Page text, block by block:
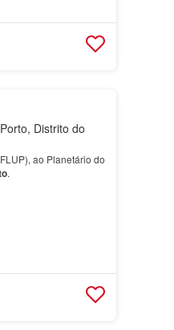
Distrito do
ao Planetário do
.